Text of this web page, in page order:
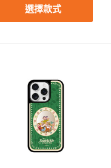
選擇款式